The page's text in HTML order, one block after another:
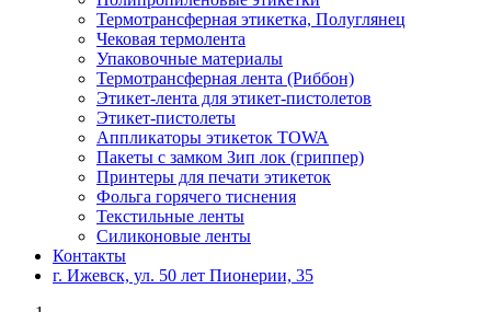
Термотрансферная этикетка, Полуглянец
Чековая термолента
Упаковочные материалы
Термотрансферная лента (Риббон)
Этикет-лента для этикет-пистолетов
Этикет-пистолеты
Аппликаторы этикеток TOWA
Пакеты с замком Зип лок (гриппер)
Принтеры для печати этикеток
Фольга горячего тиснения
Текстильные ленты
Силиконовые ленты
Контакты
г. Ижевск, ул. 50 лет Пионерии, 35